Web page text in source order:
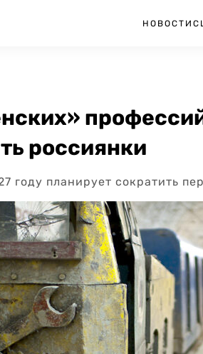
НОВОСТИ
россиянки
году планирует сократить